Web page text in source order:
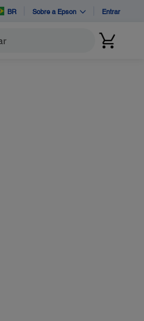
BR Sobre a Epson Entrar